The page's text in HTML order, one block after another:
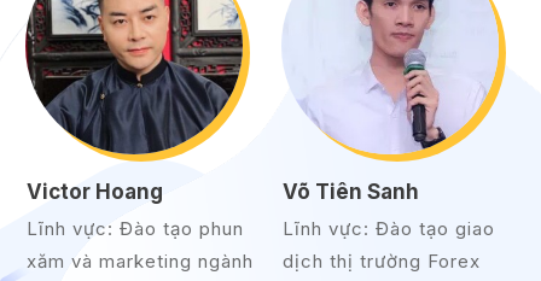
Victor Hoang
Lĩnh vực: Đào tạo phun
xăm và marketing ngành
Võ Tiên Sanh
Lĩnh vực: Đào tạo giao
dịch thị trường Forex